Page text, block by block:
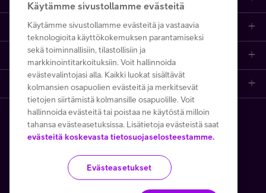
Puhelinliittymät
Mobiililaajakaista
Kodin laajakaista
Prepaid-liittymät
MTV Katsomo
Tarjoukset
iPhone 17
Samsung S26
Viaplay
Suoratoistopalvelut
Asiakastuki netissä
Etsi apua ja ohjeita
Tilauksen peruuttaminen
Opi ja inspiroidu
Nopeustesti (speed test)
Ota yhteyttä
Asiakaspalvelun yhteystiedot
Asioi kirjautuneena
Etsi Telia Kauppa
Yhteystiedot yrityksille
Telia Finland
Telia yrityksenä
Medialle
Avoimet työpaikat
Copyright Telia Company 2026 Tietosuoja ja -turva
Käyttöehdot Evästeiden käyttö
Toimitusehdot ja palvelukuvaukset
Käytämme sivustollamme evästeitä
Käytämme sivustollamme evästeitä ja vastaavia
teknologioita käyttökokemuksen parantamiseksi
sekä toiminnallisiin, tilastollisiin ja
markkinointitarkoituksiin. Voit hallinnoida
evästevalintojasi alla. Kaikki luokat sisältävät
kolmansien osapuolien evästeitä ja merkitsevät
tietojen siirtämistä kolmansille osapuolille. Voit
hallinnoida evästeitä tai poistaa ne käytöstä milloin
tahansa evästeasetuksissa. Lisätietoja evästeistä saat
evästeitä koskevasta tietosuojaselosteestamme.
Evästeasetukset